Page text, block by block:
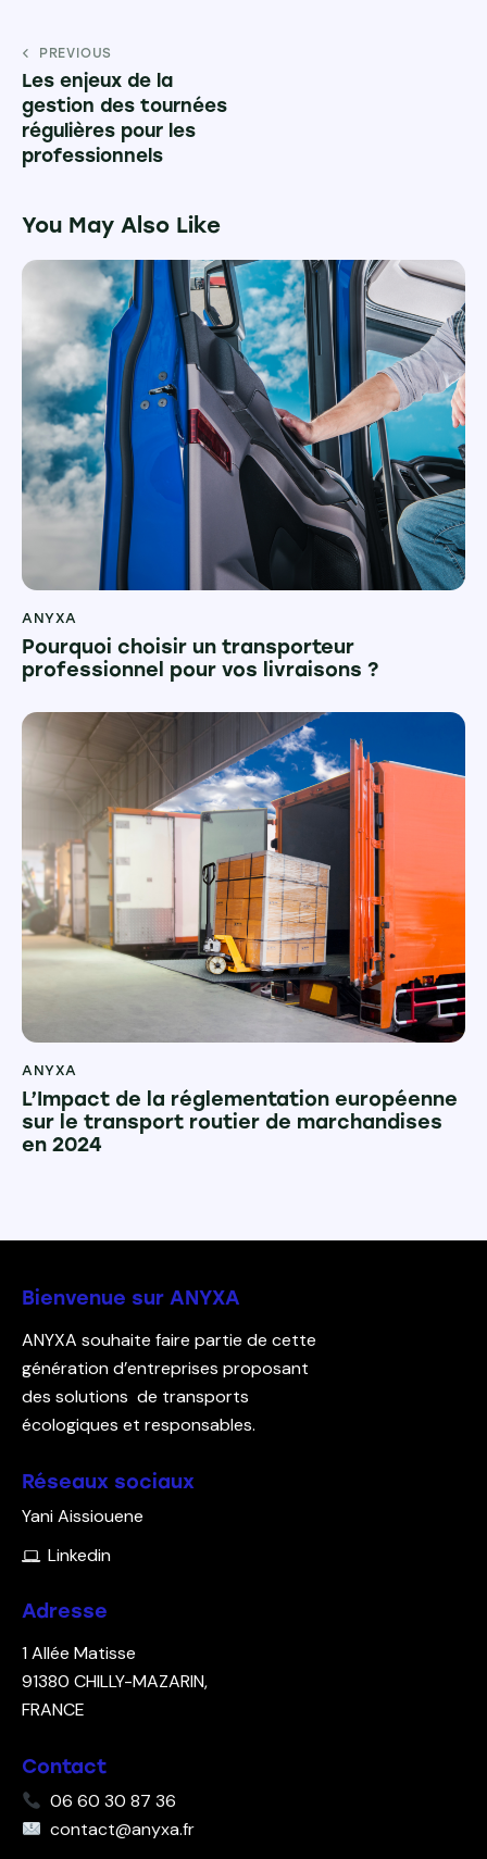
PREVIOUS
Les enjeux de la
gestion des tournées
régulières pour les
professionnels
You May Also Like
ANYXA
Pourquoi choisir un transporteur
professionnel pour vos livraisons ?
ANYXA
L’Impact de la réglementation européenne
sur le transport routier de marchandises
en 2024
Bienvenue sur ANYXA
ANYXA souhaite faire partie de cette
génération d’entreprises proposant
des solutions de transports
écologiques et responsables.
Réseaux sociaux
Yani Aissiouene
Linkedin
Adresse
1 Allée Matisse
91380 CHILLY-MAZARIN,
FRANCE
Contact
06 60 30 87 36
contact@anyxa.fr